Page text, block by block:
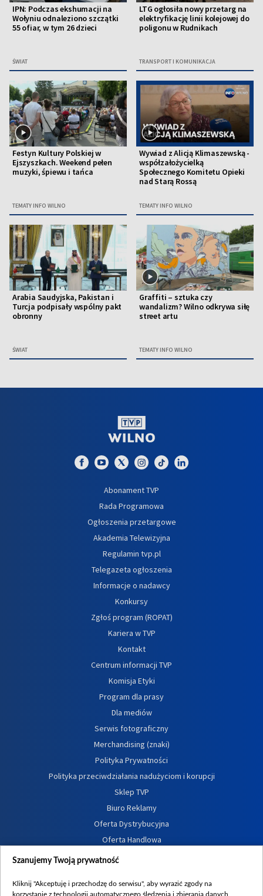
IPN: Podczas ekshumacji na
Wołyniu odnaleziono szczątki
55 ofiar, w tym 26 dzieci
ŚWIAT
LTG ogłosiła nowy przetarg na
elektryfikację linii kolejowej do
poligonu w Rudnikach
TRANSPORT I KOMUNIKACJA
Festyn Kultury Polskiej w
Ejszyszkach. Weekend pełen
muzyki, śpiewu i tańca
TEMATY INFO WILNO
Wywiad z Alicją Klimaszewską -
współzałożycielką
Społecznego Komitetu Opieki
nad Starą Rossą
TEMATY INFO WILNO
Arabia Saudyjska, Pakistan i
Turcja podpisały wspólny pakt
obronny
ŚWIAT
Graffiti – sztuka czy
wandalizm? Wilno odkrywa siłę
street artu
TEMATY INFO WILNO
Abonament TVP
Rada Programowa
Ogłoszenia przetargowe
Akademia Telewizyjna
Regulamin tvp.pl
Telegazeta ogłoszenia
Informacje o nadawcy
Konkursy
Zgłoś program (ROPAT)
Kariera w TVP
Kontakt
Centrum informacji TVP
Komisja Etyki
Program dla prasy
Dla mediów
Serwis fotograficzny
Merchandising (znaki)
Polityka Prywatności
Polityka przeciwdziałania nadużyciom i korupcji
Sklep TVP
Biuro Reklamy
Oferta Dystrybucyjna
Oferta Handlowa
Dostępność
Procedura zgłoszeń wewnętrznych
Szanujemy Twoją prywatność
Kliknij "Akceptuję i przechodzę do serwisu", aby wyrazić zgody na
korzystanie z technologii automatycznego śledzenia i zbierania danych,